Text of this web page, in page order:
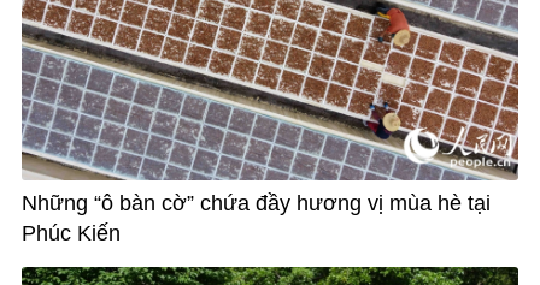
Những “ô bàn cờ” chứa đầy hương vị mùa hè tại
Phúc Kiến